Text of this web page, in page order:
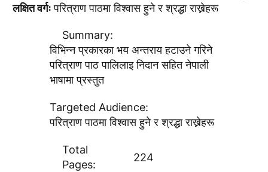
लक्षित वर्गःपरित्राण पाठमा विश्वास हुने र श्रद्धा राख्नेहरू
Summary:
विभिन्न प्रकारका भय अन्तराय हटाउने गरिने
परित्राण पाठ पालिलाइ निदान सहित नेपाली
भाषामा प्रस्तुत
Targeted Audience:
परित्राण पाठमा विश्वास हुने र श्रद्धा राख्नेहरू
Total
Pages:
224